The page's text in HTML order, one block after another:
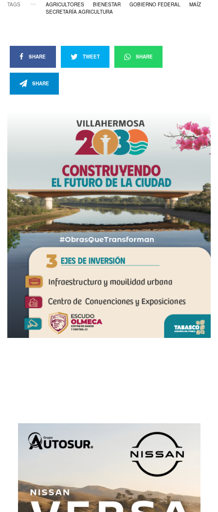
TAGS AGRICULTORES BIENESTAR GOBIERNO FEDERAL
MAÍZ
SECRETARÍA AGRICULTURA
SHARE TWEET SHARE
SHARE